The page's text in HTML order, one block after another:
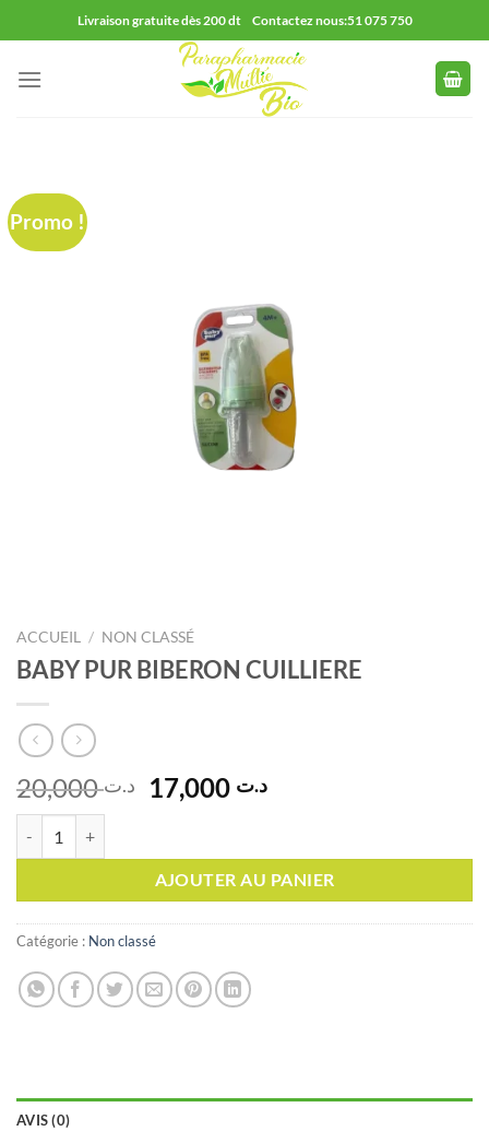
au
contenu
Livraison gratuite dès 200 dt Contactez nous:51 075 750
Promo !
ACCUEIL / NON CLASSÉ
BABY PUR BIBERON CUILLIERE
د.ت20,000
Le
prix
était :
د.ت 20,000.
د.تLe
est :
AJOUTER AU PANIER
Catégorie : Non classé
AVIS (0)